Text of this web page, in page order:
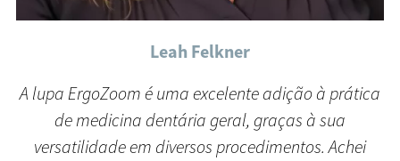
A lupa ErgoZoom é uma excelente adição à prática
de medicina dentária geral, graças à sua
versatilidade em diversos procedimentos. Achei
Leah Felkner